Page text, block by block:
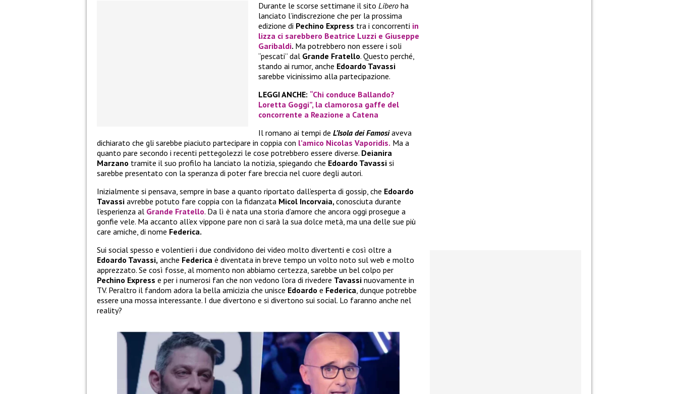
Durante le scorse settimane il sito Libero ha
lanciato l’indiscrezione che per la prossima
edizione di Pechino Express tra i concorrenti in
lizza ci sarebbero Beatrice Luzzi e Giuseppe
Garibaldi. Ma potrebbero non essere i soli
“pescati” dal Grande Fratello. Questo perché,
stando ai rumor, anche Edoardo Tavassi
sarebbe vicinissimo alla partecipazione.
LEGGI ANCHE: “Chi conduce Ballando?
Loretta Goggi”, la clamorosa gaffe del
concorrente a Reazione a Catena
Il romano ai tempi de L’Isola dei Famosiaveva
dichiarato che gli sarebbe piaciuto partecipare in coppia con l’amico Nicolas Vaporidis. Ma a
quanto pare secondo i recenti pettegolezzi le cose potrebbero essere diverse. Deianira
Marzano tramite il suo profilo ha lanciato la notizia, spiegando che Edoardo Tavassi si
sarebbe presentato con la speranza di poter fare breccia nel cuore degli autori.
Inizialmente si pensava, sempre in base a quanto riportato dall’esperta di gossip, che Edoardo
Tavassi avrebbe potuto fare coppia con la fidanzata Micol Incorvaia,conosciuta durante
l’esperienza al Grande Fratello. Da lì è nata una storia d’amore che ancora oggi prosegue a
gonfie vele. Ma accanto all’ex vippone pare non ci sarà la sua dolce metà, ma una delle sue più
care amiche, di nome Federica.
Sui social spesso e volentieri i due condividono dei video molto divertenti e così oltre a
Edoardo Tavassi, anche Federica è diventata in breve tempo un volto noto sul web e molto
apprezzato. Se così fosse, al momento non abbiamo certezza, sarebbe un bel colpo per
Pechino Express e per i numerosi fan che non vedono l’ora di rivedere Tavassi nuovamente in
TV. Peraltro il fandom adora la bella amicizia che unisce Edoardo e Federica, dunque potrebbe
essere una mossa interessante. I due divertono e si divertono sui social. Lo faranno anche nel
reality?